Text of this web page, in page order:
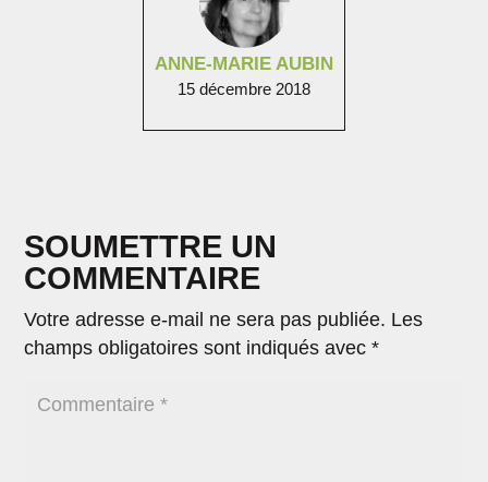
ANNE-MARIE AUBIN
15 décembre 2018
SOUMETTRE UN
COMMENTAIRE
Votre adresse e-mail ne sera pas publiée. Les
champs obligatoires sont indiqués avec*